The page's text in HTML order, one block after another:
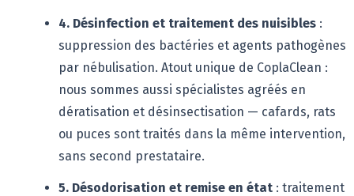
4. Désinfection et traitement des nuisibles :
suppression des bactéries et agents pathogènes
par nébulisation. Atout unique de CoplaClean :
nous sommes aussi spécialistes agréés en
dératisation et désinsectisation — cafards, rats
ou puces sont traités dans la même intervention,
sans second prestataire.
5. Désodorisation et remise en état : traitement